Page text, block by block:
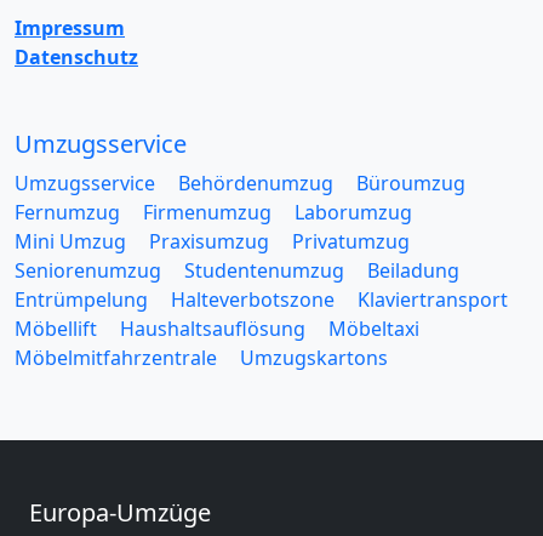
Impressum
Datenschutz
Umzugsservice
Umzugsservice Behördenumzug
Büroumzug
Fernumzug
Firmenumzug
Laborumzug
Mini Umzug
Praxisumzug
Privatumzug
Seniorenumzug
Studentenumzug
Beiladung
Entrümpelung
Halteverbotszone
Klaviertransport
Möbellift
Haushaltsauflösung
Möbeltaxi
Möbelmitfahrzentrale
Umzugskartons
Europa-Umzüge